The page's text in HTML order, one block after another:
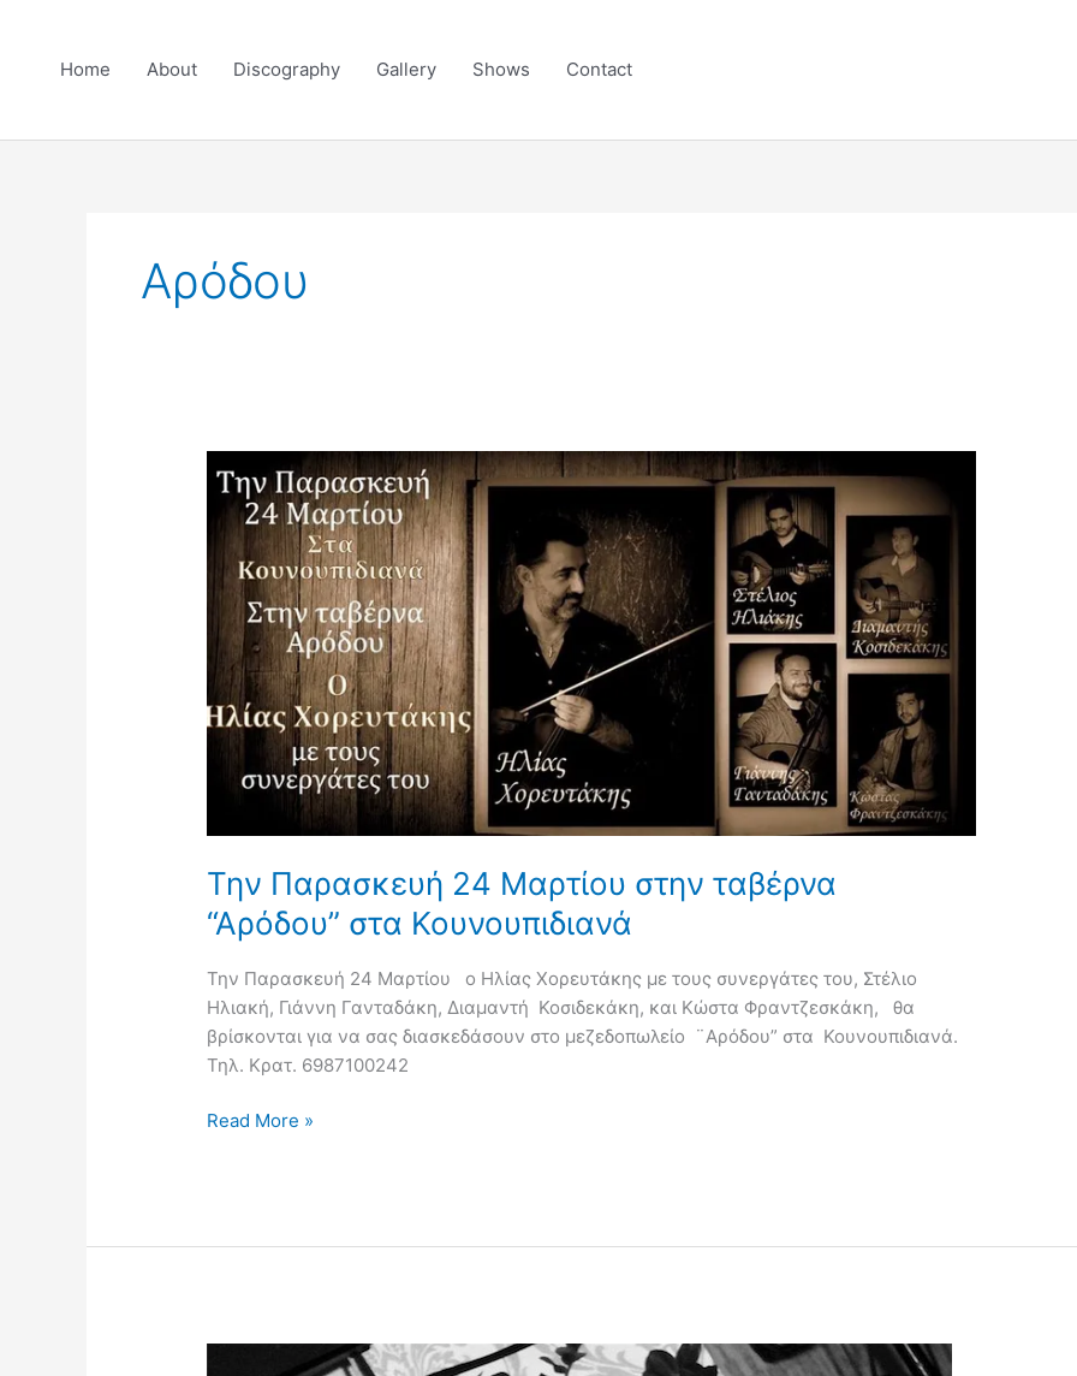
contentHome About Discography Gallery Shows Contact
Αρόδου
Την Παρασκευή 24 Μαρτίου στην ταβέρνα
“Αρόδου” στα Κουνουπιδιανά
Την Παρασκευή 24 Μαρτίου ο Ηλίας Χορευτάκης με τους συνεργάτες του, Στέλιο
Ηλιακή, Γιάννη Γανταδάκη, Διαμαντή Κοσιδεκάκη, και Κώστα Φραντζεσκάκη, θα
βρίσκονται για να σας διασκεδάσουν στο μεζεδοπωλείο ¨Αρόδου” στα Κουνουπιδιανά.
Τηλ. Κρατ. 6987100242
Παρασκευή
24
Μαρτίου
στην
ταβέρνα
“Αρόδου”
στα
Κουνουπιδιανά
Read More »